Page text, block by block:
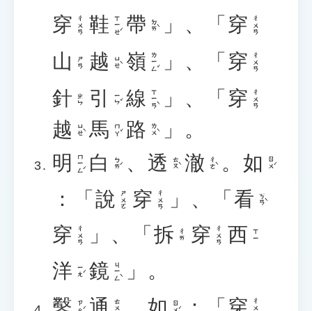
穿 ㄔㄨㄢ 鞋 ㄒㄧㄝˊ 帶 ㄉㄞˋ 」、「 穿 ㄔㄨㄢ
山 ㄕㄢ 越 ㄩㄝˋ 嶺 ㄌㄧㄥˇ 」、「 穿 ㄔㄨㄢ
針 ㄓㄣ 引 ㄧㄣˇ 線 ㄒㄧㄢˋ 」、「 穿 ㄔㄨㄢ
越 ㄩㄝˋ 馬 ㄇㄚˇ 路 ㄌㄨˋ
」。
明 ㄇㄧㄥˊ 白 ㄅㄞˊ 、 透 ㄊㄡˋ 澈 ㄔㄜˋ 。 如 ㄖㄨˊ
：「 說 ㄕㄨㄛ 穿 ㄔㄨㄢ 」、「 看 ㄎㄢˋ
穿 ㄔㄨㄢ 」、「 拆 ㄔㄞ 穿 ㄔㄨㄢ 西 ㄒㄧ
洋 ㄧㄤˊ 鏡 ㄐㄧㄥˋ
」。
ㄗㄠˊ ㄖㄨˊ